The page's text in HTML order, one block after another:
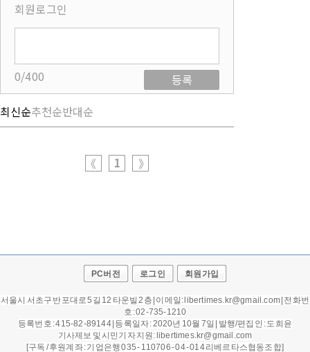
회원로그인
0/400
등록
최신순추천순반대순
《 1 》
PC버전 로그인 회원가입
서울시 서초구 반포대로 5길 12 타운빌 2층 | 이메일: libertimes.kr@gmail.com | 전화번
호 : 02-735-1210
등록번호 : 415-82-89144 | 등록일자 : 2020년 10월 7일 |
발행/편집인 : 도희윤
기사제보 및 시민기자 지원: libertimes.kr@gmail.com
[구독 / 후원계좌 : 기업은행 035 - 110706 - 04 - 014 리베르타스협동조합]